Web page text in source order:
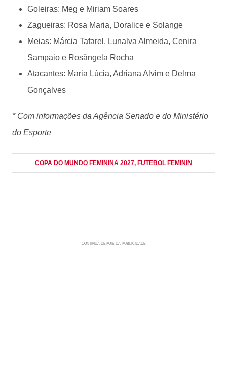
Goleiras: Meg e Miriam Soares
Zagueiras: Rosa Maria, Doralice e Solange
Meias: Márcia Tafarel, Lunalva Almeida, Cenira
Sampaio e Rosângela Rocha
Atacantes: Maria Lúcia, Adriana Alvim e Delma
Gonçalves
* Com informações da Agência Senado e do Ministério
do Esporte
COPA DO MUNDO FEMININA 2027, FUTEBOL FEMININ